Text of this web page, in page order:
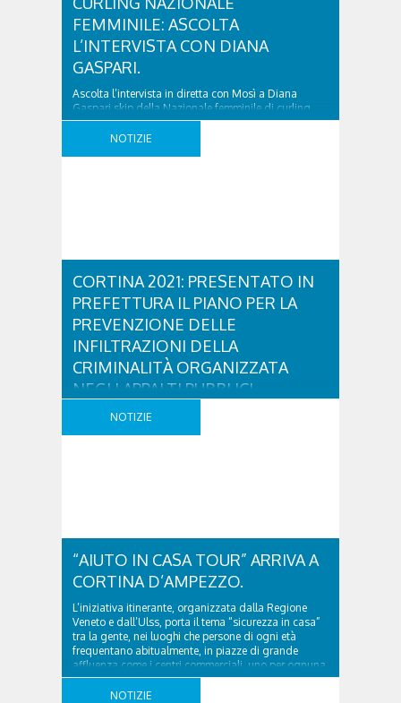
FEMMINILE: ASCOLTA
L’INTERVISTA CON DIANA
GASPARI.
Ascolta l’intervista in diretta con Mosì a Diana
Gaspari,skip della Nazionale femminile di curling.
Diana ci racconta la sua lunga esperienza sportiva,
cominciata al’età di 17 anni, e condivide con noi i
NOTIZIE
CORTINA 2021: PRESENTATO IN
PREFETTURA IL PIANO PER LA
PREVENZIONE DELLE
INFILTRAZIONI DELLA
CRIMINALITÀ ORGANIZZATA
NEGLI APPALTI PUBBLICI.
Presentato oggi, a Palazzo dei Rettori, il piano per la
NOTIZIE
“AIUTO IN CASA TOUR” ARRIVA A
CORTINA D’AMPEZZO.
L’iniziativa itinerante, organizzata dalla Regione
Veneto e dall’Ulss, porta il tema “sicurezza in casa”
tra la gente, nei luoghi che persone di ogni età
frequentano abitualmente, in piazze di grande
affluenza come i centri commerciali, uno per ognuna
delle 7 province venete. A Cortina si terrà sabato 16
dicembre dalle 10 alle 19 nell’atrio del ..
NOTIZIE